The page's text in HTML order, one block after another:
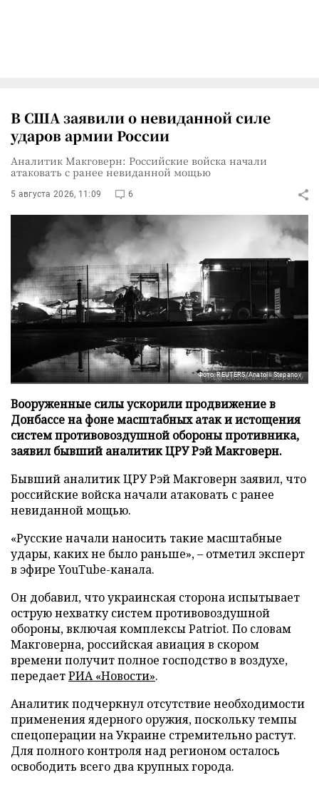
В США заявили о невиданной силе
ударов армии России
Аналитик Макговерн: Российские войска начали
атаковать с ранее невиданной мощью
5 августа 2026, 11:09 6
Фото: REUTERS/Anatolii Stepanov
Вооруженные силы ускорили продвижение в
Донбассе на фоне масштабных атак и истощения
систем противовоздушной обороны противника,
заявил бывший аналитик ЦРУ Рэй Макговерн.
Бывший аналитик ЦРУ Рэй Макговерн заявил, что
российские войска начали атаковать с ранее
невиданной мощью.
«Русские начали наносить такие масштабные
удары, каких не было раньше», – отметил эксперт
в эфире YouTube-канала.
Он добавил, что украинская сторона испытывает
острую нехватку систем противовоздушной
обороны, включая комплексы Patriot. По словам
Макговерна, российская авиация в скором
времени получит полное господство в воздухе,
передаетРИА «Новости».
Аналитик подчеркнул отсутствие необходимости
применения ядерного оружия, поскольку темпы
спецоперации на Украине стремительно растут.
Для полного контроля над регионом осталось
освободить всего два крупных города.